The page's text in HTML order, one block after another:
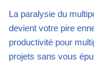
La paralysie du
devient votre pire
productivité pour
projets sans vous